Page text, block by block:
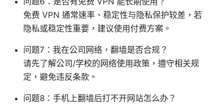
免费 VPN 通常速率、稳定性与隐私保护较差，若
隐私或稳定性重要，建议使用付费方案。
问题7：我在公司网络，翻墙是否合规？
请先了解公司/学校的网络使用政策，遵守相关规
定，避免违反条款。
问题8：手机上翻墙后打不开网站怎么办？